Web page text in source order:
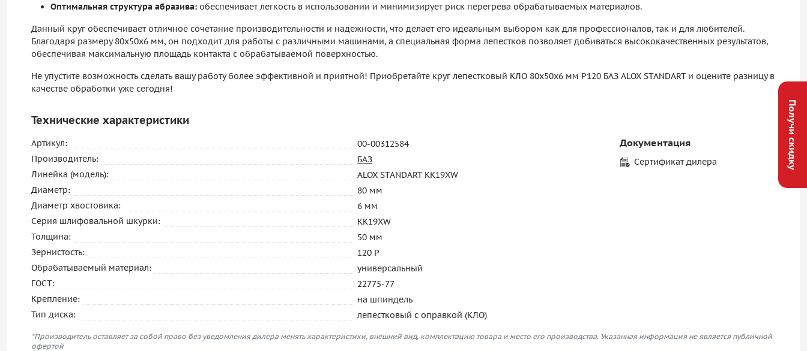
Оптимальная структура абразива: обеспечивает легкость в использовании и минимизирует риск перегрева обрабатываемых материалов.
Данный круг обеспечивает отличное сочетание производительности и надежности, что делает его идеальным выбором как для профессионалов, так и для любителей.
Благодаря размеру 80х50х6 мм, он подходит для работы с различными машинами, а специальная форма лепестков позволяет добиваться высококачественных результатов,
обеспечивая максимальную площадь контакта с обрабатываемой поверхностью.
Не упустите возможность сделать вашу работу более эффективной и приятной! Приобретайте круг лепестковый КЛО 80х50х6 мм P120 БАЗ ALOX STANDART и оцените разницу в
качестве обработки уже сегодня!
Технические характеристики
Артикул:
00-00312584
Производитель:
БАЗ
Линейка (модель):
ALOX STANDART KK19XW
Диаметр:
80 мм
Диаметр хвостовика:
6 мм
Серия шлифовальной шкурки:
KK19XW
Толщина:
50 мм
Зернистость:
120 P
Обрабатываемый материал:
универсальный
ГОСТ:
22775-77
Крепление:
на шпиндель
Тип диска:
лепестковый с оправкой (КЛО)
Документация
Сертификат дилера
*Производитель оставляет за собой право без уведомления дилера менять характеристики, внешний вид, комплектацию товара и место его производства. Указанная информация не является публичной
офертой
Получи скидку